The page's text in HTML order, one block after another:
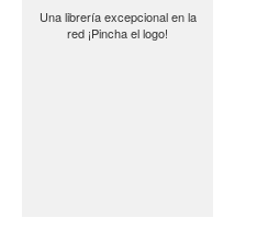
Una librería excepcional en la
red ¡Pincha el logo!